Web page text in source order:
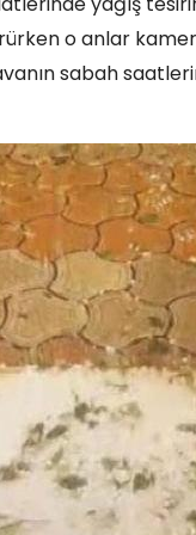
o anlar
sabah